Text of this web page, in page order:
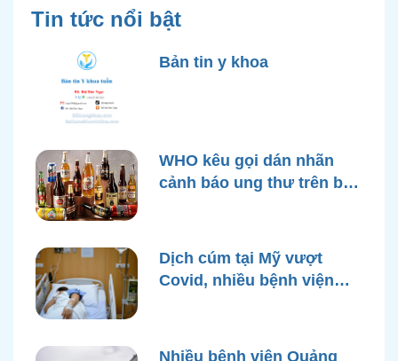
Tin tức nổi bật
Bản tin y khoa
WHO kêu gọi dán nhãn
cảnh báo ung thư trên bao
Dịch cúm tại Mỹ vượt
Covid, nhiều bệnh viện
Nhiều bệnh viện Quảng